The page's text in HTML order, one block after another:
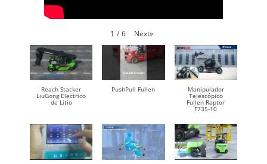
1 / 6 Next»
Reach Stacker
LiuGong Electrico
de Litio
PushPull Fullen
Manipulador
Telescópico
Fullen Raptor
F735-10